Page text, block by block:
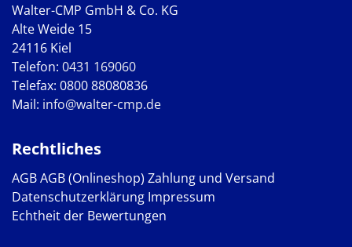
Walter-CMP GmbH & Co. KG
Alte Weide 15
24116 Kiel
Telefon: 0431 169060
Telefax: 0800 88080836
Mail: info@walter-cmp.de
Rechtliches
AGBAGB (Onlineshop) Zahlung und Versand
Datenschutzerklärung Impressum
Echtheit der Bewertungen